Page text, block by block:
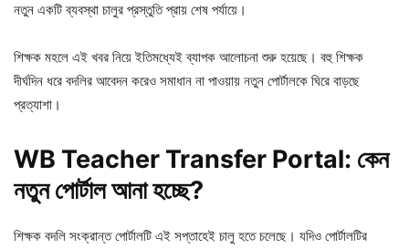
নতুন একটি ব্যবস্থা চালুর প্রস্তুতি প্রায় শেষ পর্যায়ে।
শিক্ষক মহলে এই খবর নিয়ে ইতিমধ্যেই ব্যাপক আলোচনা শুরু হয়েছে। বহু শিক্ষক
দীর্ঘদিন ধরে বদলির আবেদন করেও সমাধান না পাওয়ায় নতুন পোর্টালকে ঘিরে বাড়ছে
প্রত্যাশা।
WB Teacher Transfer Portal: কেন
নতুনপোর্টালআনাহচ্ছে?
শিক্ষক বদলি সংক্রান্ত পোর্টালটি এই সপ্তাহেই চালু হতে চলেছে। যদিও পোর্টালটির